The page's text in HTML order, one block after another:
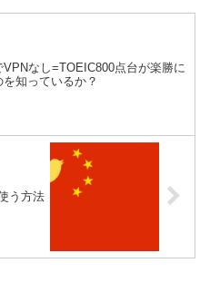
VPNなし=TOEIC800点台が楽勝に
を知っているか？
う方法